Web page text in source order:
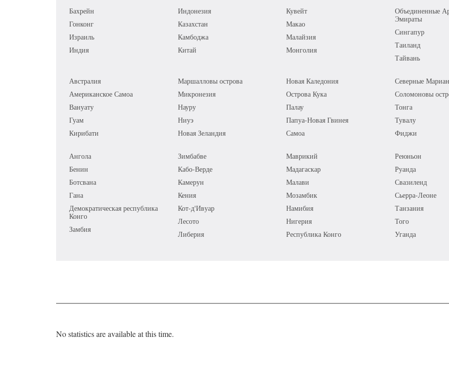
Бахрейн
Гонконг
Израиль
Индия
Индонезия
Казахстан
Камбоджа
Китай
Кувейт
Макао
Малайзия
Монголия
Объединенные
Эмираты
Сингапур
Таиланд
Тайвань
Австралия
Американское Самоа
Вануату
Гуам
Кирибати
Маршалловы острова
Микронезия
Науру
Ниуэ
Новая Зеландия
Новая Каледония
Острова Кука
Палау
Папуа-Новая Гвинея
Самоа
Северные
Соломоновы
Тонга
Тувалу
Фиджи
Ангола
Бенин
Ботсвана
Гана
Демократическая республика
Конго
Замбия
Зимбабве
Кабо-Верде
Камерун
Кения
Кот-д'Ивуар
Лесото
Либерия
Маврикий
Мадагаскар
Малави
Мозамбик
Намибия
Нигерия
Республика Конго
Реюньон
Руанда
Свазиленд
Сьерра-Леоне
Танзания
Того
Уганда
No statistics are available at this time.